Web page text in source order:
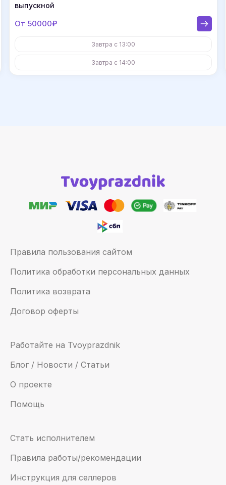
выпускной
От 50000₽
Завтра с 13:00
Завтра с 14:00
Правила пользования сайтом
Политика обработки персональных данных
Политика возврата
Договор оферты
Работайте на Tvoyprazdnik
Блог / Новости / Статьи
О проекте
Помощь
Стать исполнителем
Правила работы/рекомендации
Инструкция для селлеров